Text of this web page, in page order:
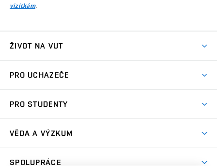
vizitkám.
ŽIVOT NA VUT
Koleje
Sport na VUT
PRO UCHAZEČE
Dny otevřených dveří
Celoživotní vzdělávání
PRO STUDENTY
Harmonogram akademického roku
Zpracování osobních údajů studentů
Sociální bezpečí
VĚDA A VÝZKUM
SPOLUPRÁCE